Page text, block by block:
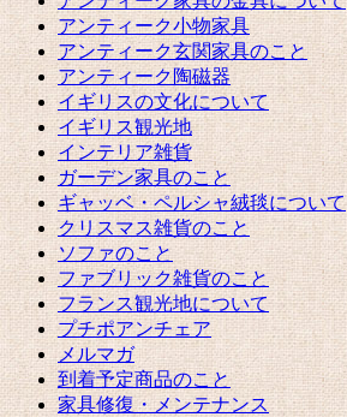
アンティーク小物家具
アンティーク玄関家具のこと
アンティーク陶磁器
イギリスの文化について
イギリス観光地
インテリア雑貨
ガーデン家具のこと
ギャッベ・ペルシャ絨毯について
クリスマス雑貨のこと
ソファのこと
ファブリック雑貨のこと
フランス観光地について
プチポアンチェア
メルマガ
到着予定商品のこと
家具修復・メンテナンス